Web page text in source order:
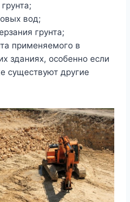
вод;
грунта;
применяемого в
зданиях, особенно если
существуют другие